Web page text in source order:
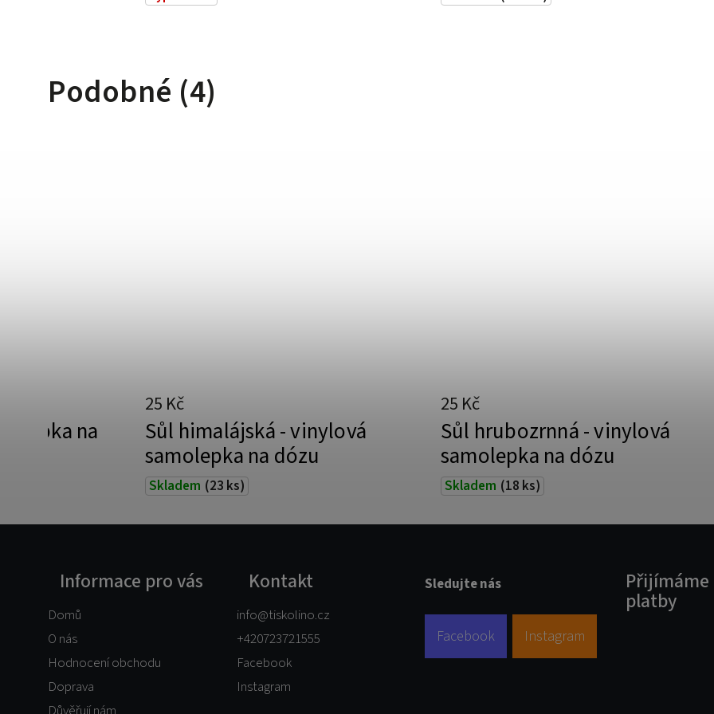
Podobné (4)
na Sůl himalájská - vinylová
samolepka na dózu
Skladem (23 ks)
25 Kč
Sůl hrubozrnná - vinylová
samolepka na dózu
Skladem (18 ks)
25 Kč
Informace pro vás
Domů
O nás
Hodnocení obchodu
Doprava
Kontakt
info@tiskolino.cz
+420723721555
Facebook
Instagram
Sledujte nás
Facebook Instagram
platby